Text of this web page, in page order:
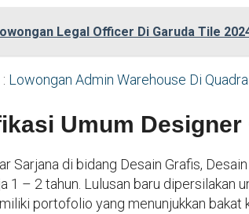
Legal Officer Di Garuda Tile
Lowongan Admin Warehouse Di
Umum
Sarjana di bidang Desain Grafis,
1 – 2 tahun. Lulusan baru dipersilakan
portofolio yang menunjukkan bakat